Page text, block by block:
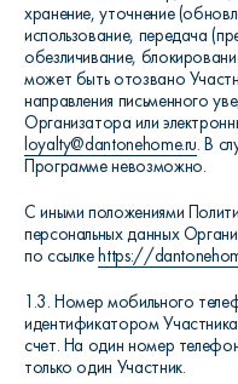
хранение, уточнение
использование, передача
обезличивание,
может быть отозвано
направления письменного
Организатора или
loyalty@dantonehome.ru. В
Программе невозможно.
С иными положениями
персональных данных
по ссылке https://
1.3. Номер мобильного
идентификатором
счет. На один номер
только один Участник.